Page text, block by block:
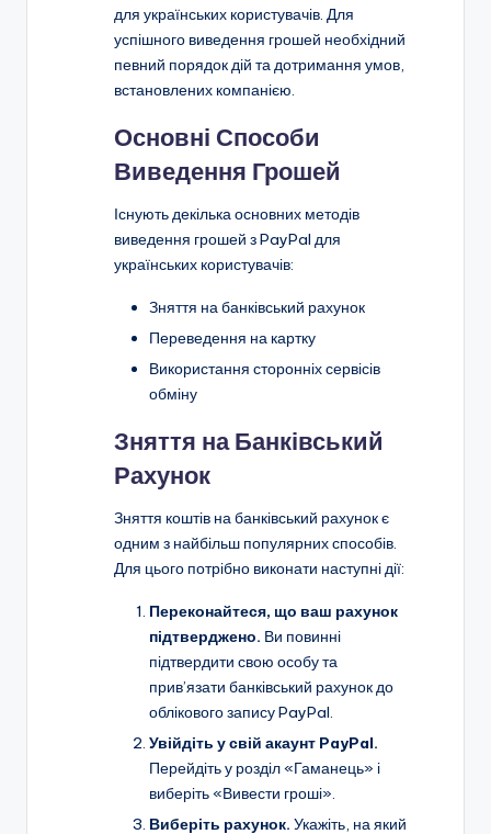
для українських користувачів. Для
успішного виведення грошей необхідний
певний порядок дій та дотримання умов,
встановлених компанією.
Основні Способи
Виведення Грошей
Існують декілька основних методів
виведення грошей з PayPal для
українських користувачів:
Зняття на банківський рахунок
Переведення на картку
Використання сторонніх сервісів
обміну
Зняття на Банківський
Рахунок
Зняття коштів на банківський рахунок є
одним з найбільш популярних способів.
Для цього потрібно виконати наступні дії:
Переконайтеся, що ваш рахунок
підтверджено. Ви повинні
підтвердити свою особу та
прив’язати банківський рахунок до
облікового запису PayPal.
Увійдіть у свій акаунт PayPal.
Перейдіть у розділ «Гаманець» і
виберіть «Вивести гроші».
Виберіть рахунок. Укажіть, на який